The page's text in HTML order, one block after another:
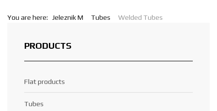
You are here: Jeleznik M Tubes Welded Tubes
PRODUCTS
Flat products
Tubes